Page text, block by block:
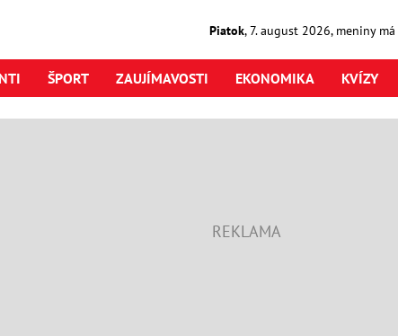
Piatok,7. august2026, meniny má
ŠPORT ZAUJÍMAVOSTI EKONOMIKA KVÍZY